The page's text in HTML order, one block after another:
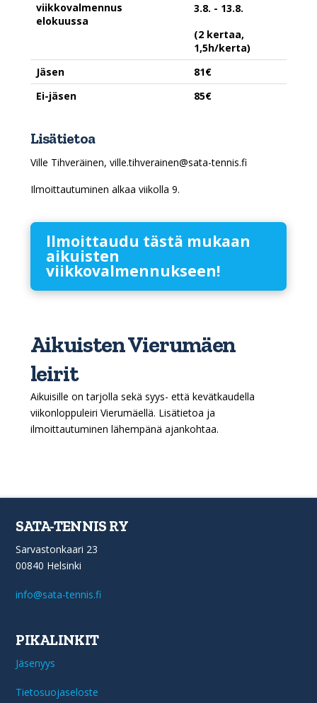
viikkovalmennus
elokuussa
3.8. - 13.8.
(2 kertaa,
1,5h/kerta)
Jäsen
81€
Ei-jäsen
85€
Lisätietoa
Ville Tihveräinen, ville.tihverainen@sata-tennis.fi
Ilmoittautuminen alkaa viikolla 9.
llmoittaudu tästä mukaan
aikuisten
viikkovalmennukseen!
Aikuisten Vierumäen
leirit
Aikuisille on tarjolla sekä syys- että kevätkaudella
viikonloppuleiri Vierumäellä. Lisätietoa ja
ilmoittautuminen lähempänä ajankohtaa.
SATA-TENNIS RY
Sarvastonkaari 23
00840 Helsinki
info@sata-tennis.fi
PIKALINKIT
Jäsenyys
Tietosuojaseloste